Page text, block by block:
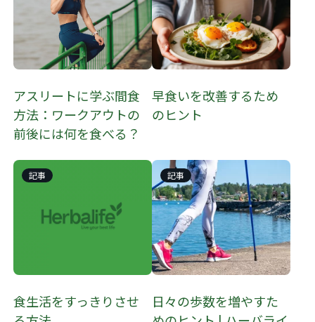
アスリートに学ぶ間食
方法：ワークアウトの
前後には何を食べる？
早食いを改善するため
のヒント
記事
​​食生活をすっきりさせ
記事
日々の歩数を増やすた